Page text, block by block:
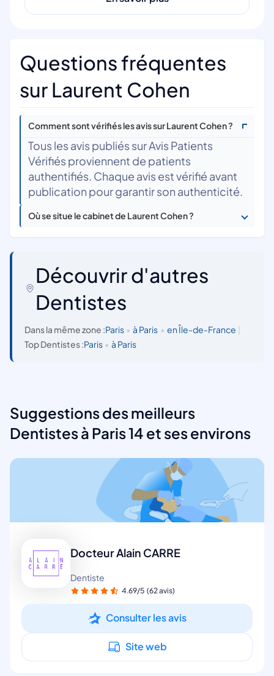
Questions fréquentes
sur Laurent Cohen
Comment sont vérifiés les avis sur Laurent Cohen ?
Tous les avis publiés sur Avis Patients
Vérifiés proviennent de patients
authentifiés. Chaque avis est vérifié avant
publication pour garantir son authenticité.
Où se situe le cabinet de Laurent Cohen ?
Découvrir d'autres
Dentistes
Dans la même zone :Paris • à Paris • en Île-de-France
Top Dentistes :Paris • à Paris
Suggestions des meilleurs
Dentistes à Paris 14 et ses environs
Docteur Alain CARRE
Dentiste
4.69/5 (62 avis)
Consulter les avis
Site web